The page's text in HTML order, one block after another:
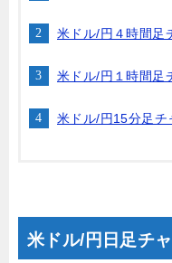
米ドル/円４時間足
米ドル/円１時間足
米ドル/円15分足チ
米ドル/円日足チ